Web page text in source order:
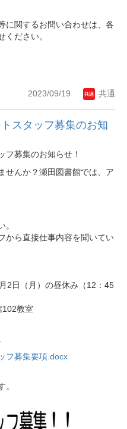
関するお問い合わせは、各
ください。
2023/09/19 共通
スタッフ募集のお知
フ募集のお知らせ！
せんか？瀬田図書館では、ア
から直接仕事内容を聞いてい
2日（月）の昼休み（12：45
教室
フ募集要項.docx